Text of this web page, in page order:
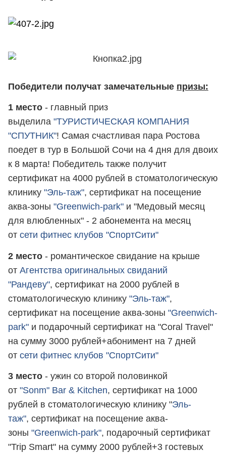
Победители получат замечательные призы:
1 место - главный приз
выделила "ТУРИСТИЧЕСКАЯ КОМПАНИЯ
"СПУТНИК"! Самая счастливая пара Ростова
поедет в тур в Большой Сочи на 4 дня для двоих
к 8 марта! Победитель также получит
сертификат на 4000 рублей в стоматологическую
клинику "Эль-таж", сертификат на посещение
аква-зоны "Greenwich-park" и "Медовый месяц
для влюбленных" - 2 абонемента на месяц
от сети фитнес клубов "СпортСити"
2 место - романтическое свидание на крыше
от Агентства оригинальных свиданий
"Рандеву", сертификат на 2000 рублей в
стоматологическую клинику "Эль-таж",
сертификат на посещение аква-зоны "Greenwich-
park" и подарочный сертификат на "Coral Travel"
на сумму 3000 рублей+абонимент на 7 дней
от сети фитнес клубов "СпортСити"
3 место - ужин со второй половинкой
от "Sonm" Bar & Kitchen, сертификат на 1000
рублей в стоматологическую клинику "Эль-
таж", сертификат на посещение аква-
зоны "Greenwich-park", подарочный сертификат
"Trip Smart" на сумму 2000 рублей+3 гостевых